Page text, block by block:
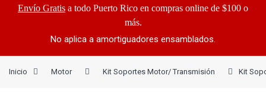
Envío Gratis a todo Puerto Rico en compras online de $100 o
más.
No aplica a amortiguadores ensamblados.
Inicio Motor Kit Soportes Motor/ Transmisión Kit